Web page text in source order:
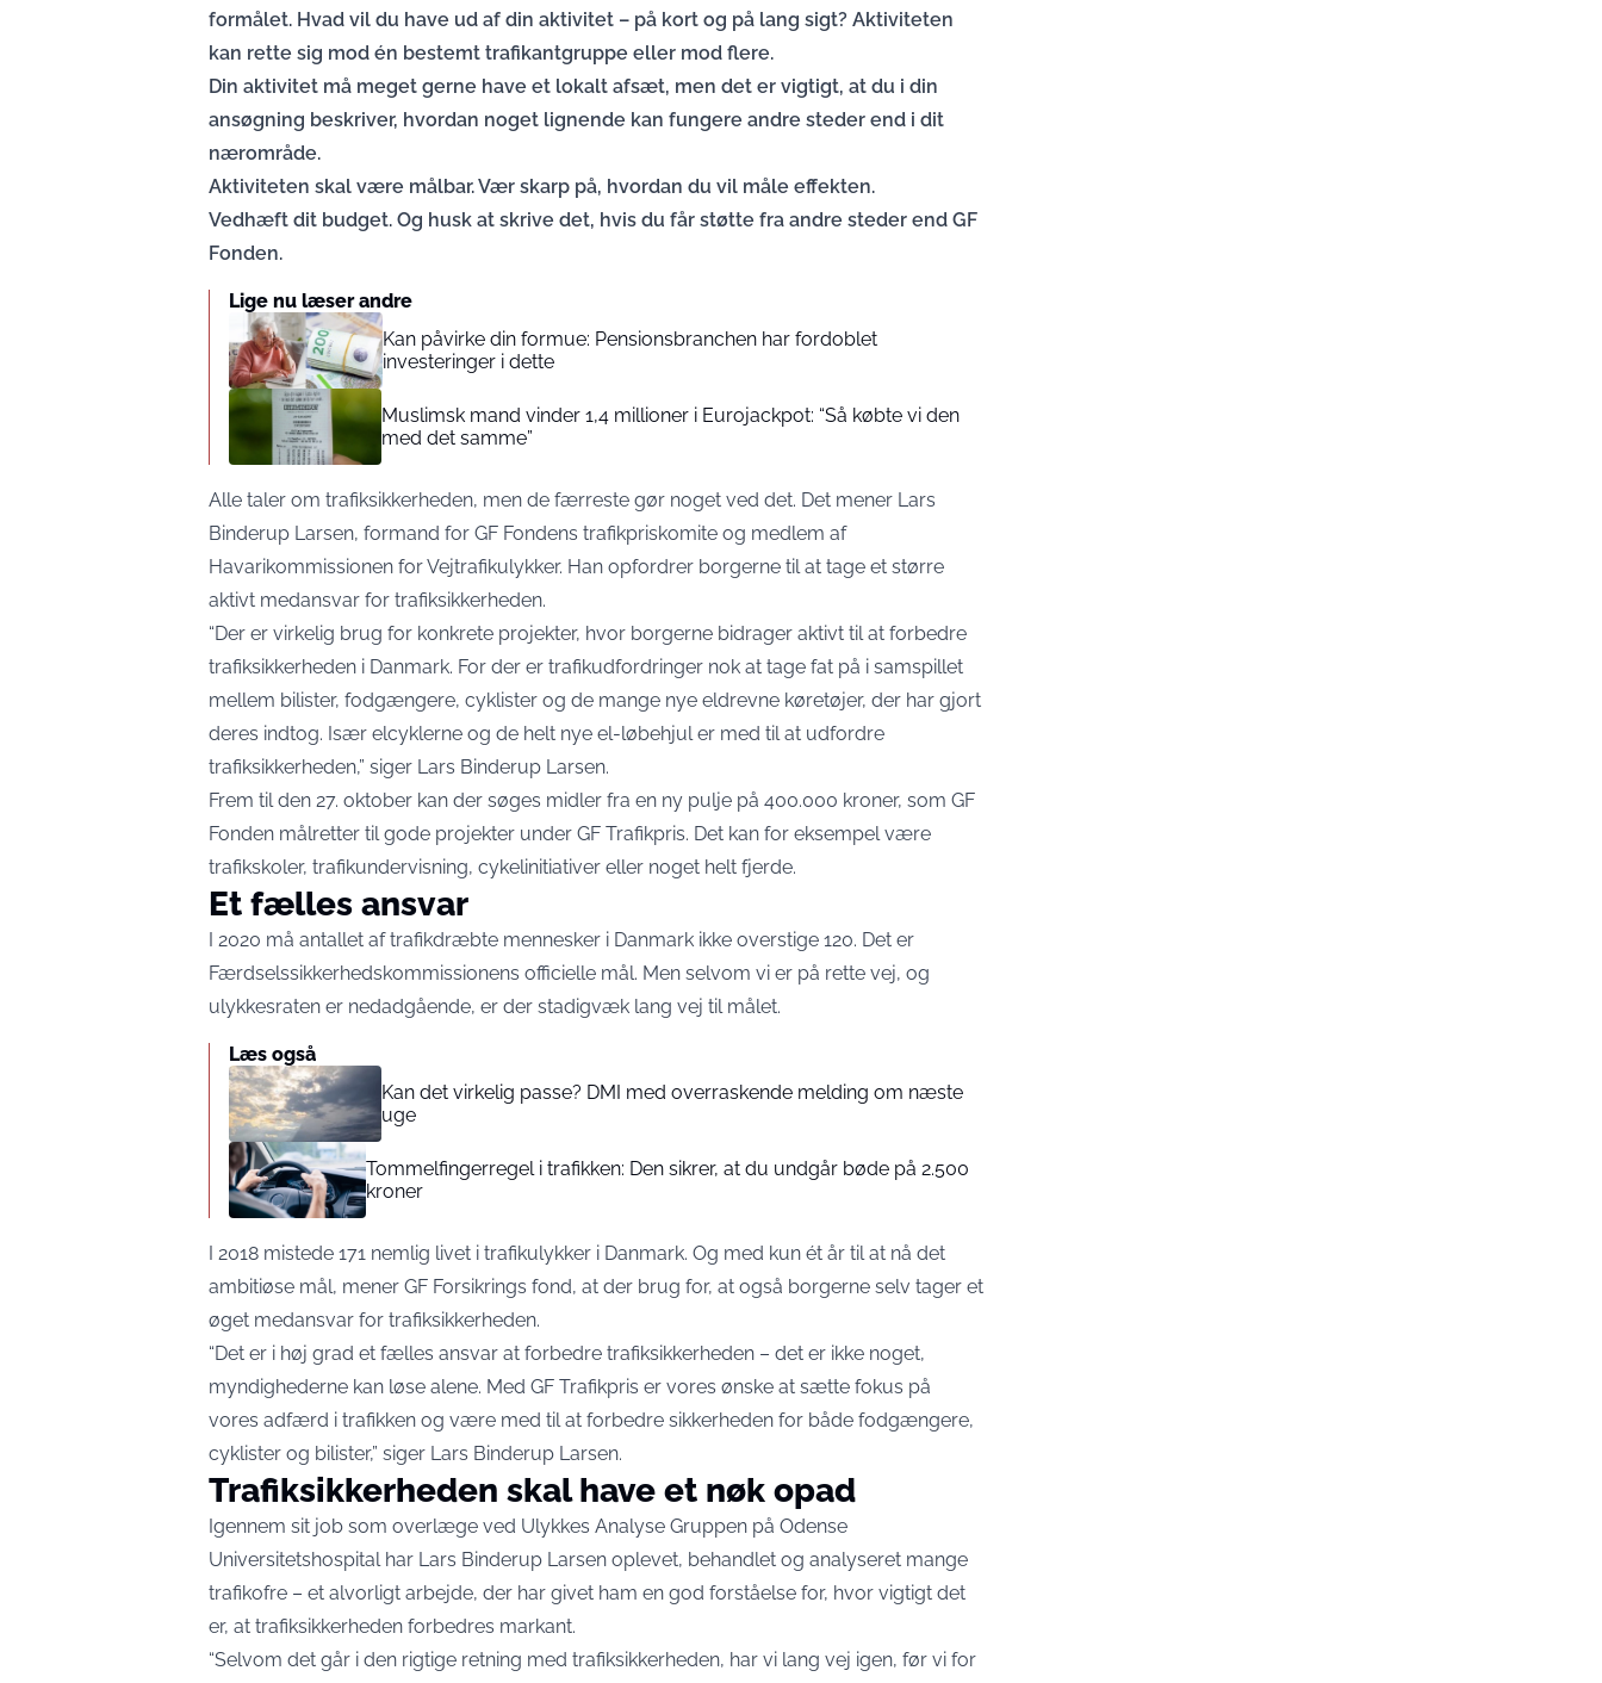
formålet. Hvad vil du have ud af din aktivitet – på kort og på lang sigt? Aktiviteten
kan rette sig mod én bestemt trafikantgruppe eller mod flere.
Din aktivitet må meget gerne have et lokalt afsæt, men det er vigtigt, at du i din
ansøgning beskriver, hvordan noget lignende kan fungere andre steder end i dit
nærområde.
Aktiviteten skal være målbar. Vær skarp på, hvordan du vil måle effekten.
Vedhæft dit budget. Og husk at skrive det, hvis du får støtte fra andre steder end GF
Fonden.
Lige nu læser andre
Kan påvirke din formue: Pensionsbranchen har fordoblet
investeringer i dette
Muslimsk mand vinder 1,4 millioner i Eurojackpot: “Så købte vi den
med det samme”
Alle taler om trafiksikkerheden, men de færreste gør noget ved det. Det mener Lars
Binderup Larsen, formand for GF Fondens trafikpriskomite og medlem af
Havarikommissionen for Vejtrafikulykker. Han opfordrer borgerne til at tage et større
aktivt medansvar for trafiksikkerheden.
“Der er virkelig brug for konkrete projekter, hvor borgerne bidrager aktivt til at forbedre
trafiksikkerheden i Danmark. For der er trafikudfordringer nok at tage fat på i samspillet
mellem bilister, fodgængere, cyklister og de mange nye eldrevne køretøjer, der har gjort
deres indtog. Især elcyklerne og de helt nye el-løbehjul er med til at udfordre
trafiksikkerheden,” siger Lars Binderup Larsen.
Frem til den 27. oktober kan der søges midler fra en ny pulje på 400.000 kroner, som GF
Fonden målretter til gode projekter under GF Trafikpris. Det kan for eksempel være
trafikskoler, trafikundervisning, cykelinitiativer eller noget helt fjerde.
Et fælles ansvar
I 2020 må antallet af trafikdræbte mennesker i Danmark ikke overstige 120. Det er
Færdselssikkerhedskommissionens officielle mål. Men selvom vi er på rette vej, og
ulykkesraten er nedadgående, er der stadigvæk lang vej til målet.
Læs også
Kan det virkelig passe? DMI med overraskende melding om næste
uge
Tommelfingerregel i trafikken: Den sikrer, at du undgår bøde på 2.500
kroner
I 2018 mistede 171 nemlig livet i trafikulykker i Danmark. Og med kun ét år til at nå det
ambitiøse mål, mener GF Forsikrings fond, at der brug for, at også borgerne selv tager et
øget medansvar for trafiksikkerheden.
“Det er i høj grad et fælles ansvar at forbedre trafiksikkerheden – det er ikke noget,
myndighederne kan løse alene. Med GF Trafikpris er vores ønske at sætte fokus på
vores adfærd i trafikken og være med til at forbedre sikkerheden for både fodgængere,
cyklister og bilister,” siger Lars Binderup Larsen.
Trafiksikkerheden skal have et nøk opad
Igennem sit job som overlæge ved Ulykkes Analyse Gruppen på Odense
Universitetshospital har Lars Binderup Larsen oplevet, behandlet og analyseret mange
trafikofre – et alvorligt arbejde, der har givet ham en god forståelse for, hvor vigtigt det
er, at trafiksikkerheden forbedres markant.
“Selvom det går i den rigtige retning med trafiksikkerheden, har vi lang vej igen, før vi for